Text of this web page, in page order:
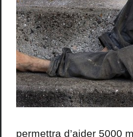
permettra d’aider 5000